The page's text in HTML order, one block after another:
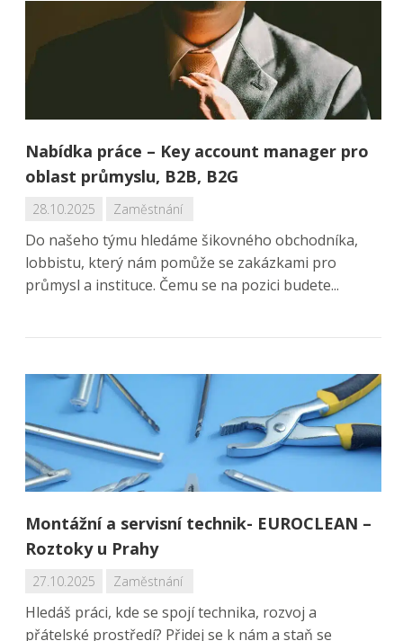
Nabídka práce – Key account manager pro
oblast průmyslu, B2B, B2G
28.10.2025 Zaměstnání
Do našeho týmu hledáme šikovného obchodníka,
lobbistu, který nám pomůže se zakázkami pro
průmysl a instituce. Čemu se na pozici budete...
Montážní a servisní technik- EUROCLEAN –
Roztoky u Prahy
27.10.2025 Zaměstnání
Hledáš práci, kde se spojí technika, rozvoj a
přátelské prostředí? Přidej se k nám a staň se